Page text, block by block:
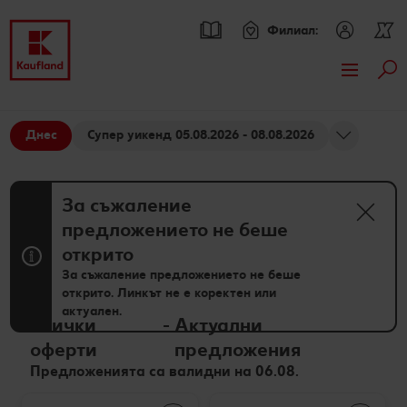
Премини към
Sticky side bar
Филиал:
Всички оферти
Допълнителни предложения
Брошури
Спестявай с XTRA партньорски отстъпки
XTRA купони
Kaufland Scan
Пазарувай в Kaufland и можеш да спечелиш JBL
награди
Асортимент
Нашите марки
Други марки
Свежест и качество
Рецепти
Търсене на рецепта
Кулинарни теми
Моят Kaufland
Игри
Онлайн списание
Днес Супер уикенд 05.08.2026 - 08.08.2026
За съжаление
предложението не беше
открито
За съжаление предложението не беше
открито. Линкът не е коректен или
актуален.
Всички
оферти
- Актуални
предложения
Предложенията са валидни на 06.08.